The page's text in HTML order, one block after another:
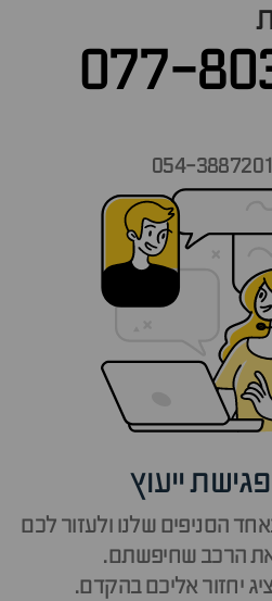
077-
ייעוץ
הסניפים שלנו ולעזור לכם
את הרכב שחיפשתם.
יחזור אליכם בהקדם.